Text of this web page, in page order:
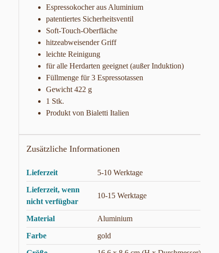
Espressokocher aus Aluminium
patentiertes Sicherheitsventil
Soft-Touch-Oberfläche
hitzeabweisender Griff
leichte Reinigung
für alle Herdarten geeignet (außer Induktion)
Füllmenge für 3 Espressotassen
Gewicht 422 g
1 Stk.
Produkt von Bialetti Italien
Zusätzliche Informationen
Lieferzeit 5-10 Werktage
Lieferzeit, wenn
nicht verfügbar
10-15 Werktage
Material Aluminium
Farbe gold